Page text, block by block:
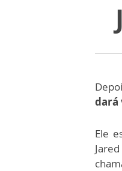
dará
Ele